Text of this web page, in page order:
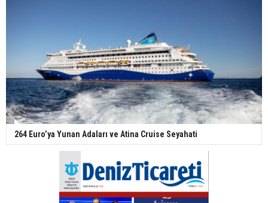
264 Euro’ya Yunan Adaları ve Atina Cruise Seyahati